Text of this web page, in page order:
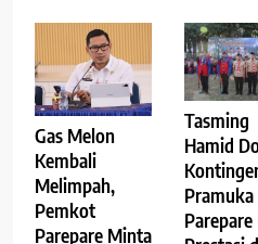
Gas Melon
Kembali
Melimpah,
Pemkot
Parepare Minta
Tasming
Hamid
Pramuka